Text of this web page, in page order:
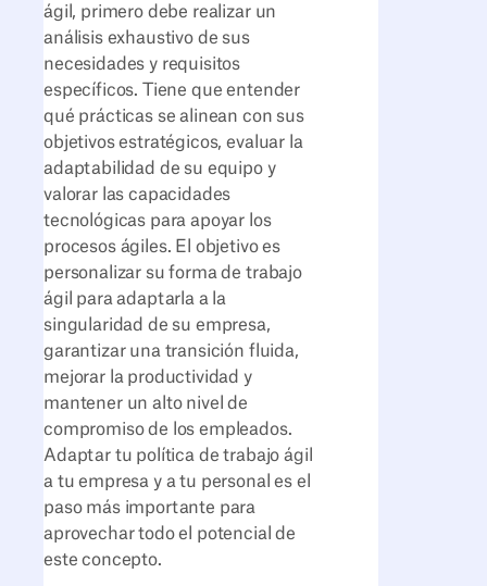
ágil, primero debe realizar un
análisis exhaustivo de sus
necesidades y requisitos
específicos. Tiene que entender
qué prácticas se alinean con sus
objetivos estratégicos, evaluar la
adaptabilidad de su equipo y
valorar las capacidades
tecnológicas para apoyar los
procesos ágiles. El objetivo es
personalizar su forma de trabajo
ágil para adaptarla a la
singularidad de su empresa,
garantizar una transición fluida,
mejorar la productividad y
mantener un alto nivel de
compromiso de los empleados.
Adaptar tu política de trabajo ágil
a tu empresa y a tu personal es el
paso más importante para
aprovechar todo el potencial de
este concepto.